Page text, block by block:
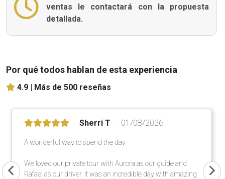
ventas le contactará con la propuesta
detallada.
Por qué todos hablan de esta experiencia
4.9 | Más de 500 reseñas
Sherri T 01/08/2026
A wonderful way to spend the day
We loved our private tour with Aurora as our guide and
Rafael as our driver. It was an incredible day with amazing